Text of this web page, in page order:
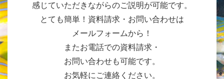
感じていただきながらのご説明が可能です。
とても簡単！資料請求・お問い合わせは
メールフォームから！
またお電話での資料請求・
お問い合わせも可能です。
お気軽にご連絡ください。